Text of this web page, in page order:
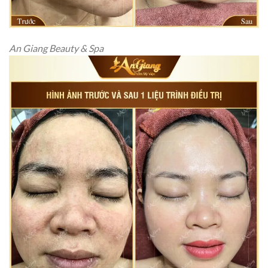
An Giang Beauty & Spa